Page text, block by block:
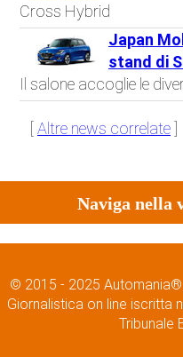
Cross Hybrid
Japan
stand di
Il salone accoglie le
[Altre news correlate]
Naviga nella
© 2015 - 2025
Giornalistica on line iscritta
Tribunale